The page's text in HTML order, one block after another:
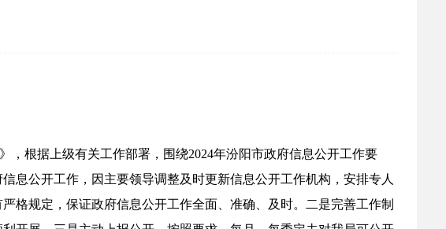
，根据上级有关工作部署，围绕2024年汾阳市政府信息公开工作要
息公开工作，因主要领导调整及时更新信息公开工作机构，安排专人
格规定，保证政府信息公开工作全面、准确、及时。二是完善工作制